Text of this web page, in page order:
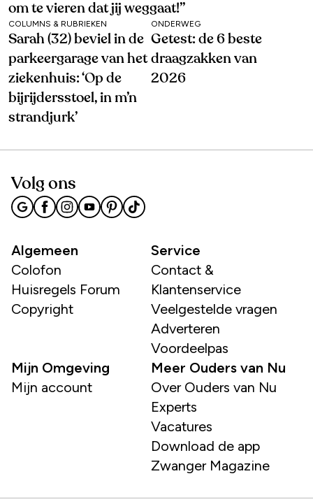
om te vieren dat jij weggaat!’’
COLUMNS & RUBRIEKEN
Sarah (32) beviel in de
parkeergarage van het
ziekenhuis: ‘Op de
bijrijdersstoel, in m’n
strandjurk’
ONDERWEG
Getest: de 6 beste
draagzakken van
2026
Volg ons
Algemeen
Colofon
Huisregels Forum
Copyright
Service
Contact &
Klantenservice
Veelgestelde vragen
Adverteren
Voordeelpas
Mijn Omgeving
Mijn account
Meer Ouders van Nu
Over Ouders van Nu
Experts
Vacatures
Download de app
Zwanger Magazine